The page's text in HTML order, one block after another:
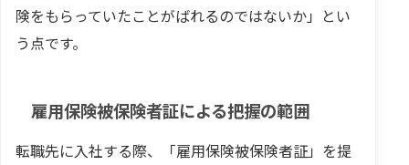
険をもらっていたことがばれるのではないか」とい
う点です。
雇用保険被保険者証による把握の範囲
転職先に入社する際、「雇用保険被保険者証」を提